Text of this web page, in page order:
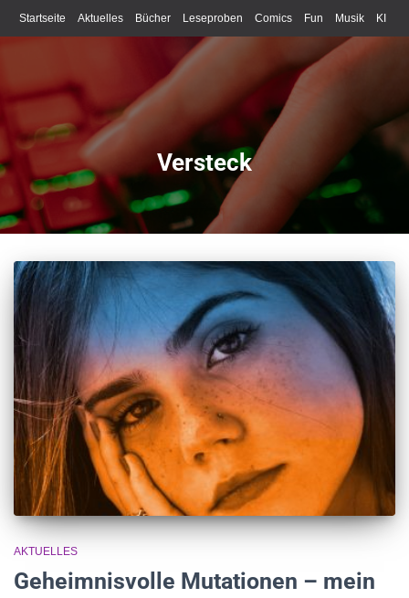
Startseite Aktuelles Bücher Leseproben Comics Fun Musik KI
Schreiben
Versteck
AKTUELLES
Geheimnisvolle Mutationen – mein